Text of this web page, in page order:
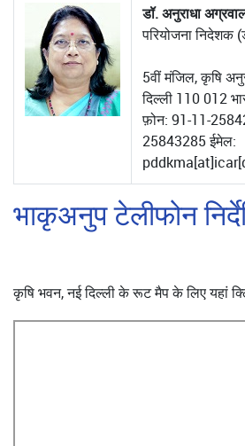
डॉ. अनुराधा
परियोजना
5वीं मंजिल, कृषि
दिल्ली 110 012
फ़ोन: 91-11-
25843285 ईमेल:
भाकृअनुप टेलीफोन
कृषि भवन, नई दिल्ली के रूट मैप के लिए यहां